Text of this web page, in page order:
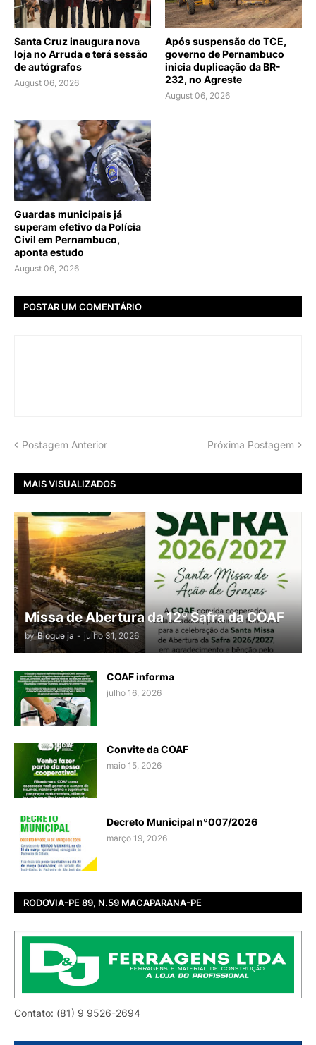
Santa Cruz inaugura nova
loja no Arruda e terá sessão
de autógrafos
August 06, 2026
Após suspensão do TCE,
governo de Pernambuco
inicia duplicação da BR-
232, no Agreste
August 06, 2026
Guardas municipais já
superam efetivo da Polícia
Civil em Pernambuco,
aponta estudo
August 06, 2026
POSTAR UM COMENTÁRIO
Postagem Anterior Próxima Postagem
MAIS VISUALIZADOS
Missa de Abertura da 12º Safra da COAF
by Blogue ja - julho 31, 2026
COAF informa
julho 16, 2026
Convite da COAF
maio 15, 2026
Decreto Municipal nº007/2026
março 19, 2026
RODOVIA-PE 89, N.59 MACAPARANA-PE
Contato: (81) 9 9526-2694